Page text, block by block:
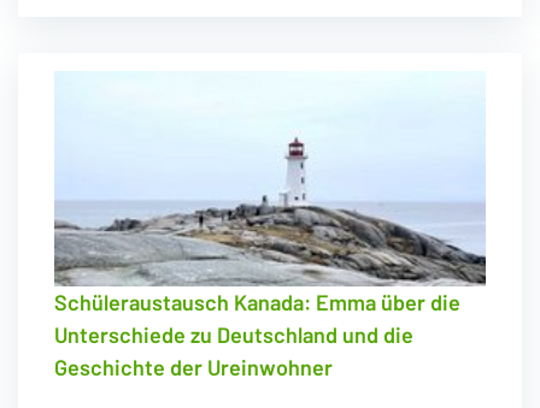
Schüleraustausch Kanada: Emma über die
Unterschiede zu Deutschland und die
Geschichte der Ureinwohner